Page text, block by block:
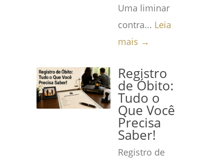
Uma liminar
contra... Leia
mais →
Registro
de Óbito:
Tudo o
Que Você
Precisa
Saber!
Registro de